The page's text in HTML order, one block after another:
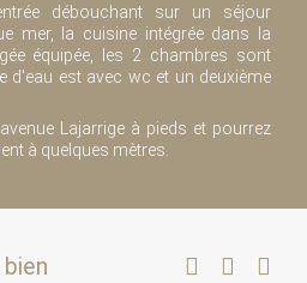
débouchant sur un séjour
mer, la cuisine intégrée dans la
équipée, les 2 chambres sont
d'eau est avec wc et un deuxième
Lajarrige à pieds et pourrez
à quelques mètres.